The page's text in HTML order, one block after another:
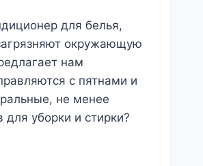
для белья,
окружающую
нам
с пятнами и
не менее
уборки и стирки?